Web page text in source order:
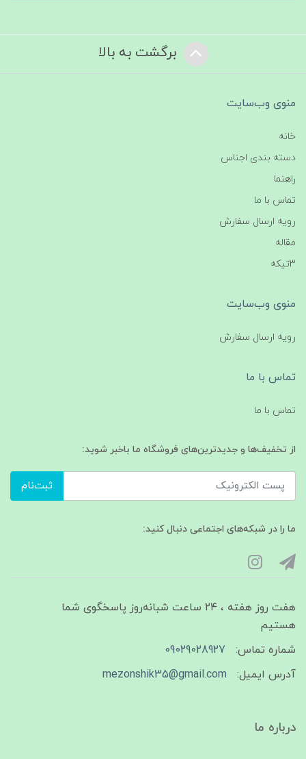
برگشت به بالا
منوی وب‌سایت
خانه
دسته بندی اجناس
راهنما
تماس با ما
رویه ارسال سفارش
مقاله
3تیکه
منوی وب‌سایت
رویه ارسال سفارش
تماس با ما
تماس با ما
از تخفیف‌ها و جدیدترین‌های فروشگاه ما باخبر شوید:
ثبت‌نام
ما را در شبکه‌های اجتماعی دنبال کنید:
هفت روز هفته ، ۲۴ ساعت شبانه‌روز پاسخگوی شما
هستیم
شماره تماس:
09029028927
آدرس ایمیل:
mezonshik35@gmail.com
درباره ما